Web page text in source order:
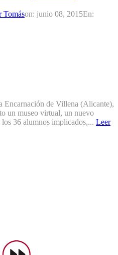
Tomáson: junio 08, 2015En:
de Villena (Alicante),
un museo virtual, un nuevo
36 alumnos implicados,... Leer